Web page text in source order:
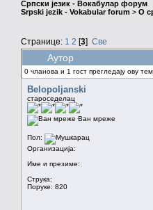
Српски језик - Вокабулар форум
Srpski jezik - Vokabular forum > О
Странице: 1 2 [3] Све
Аутор
0 чланова и 1 гост прегледају ову
Belopoljanski
староседелац
Ван мреже
Пол:
Организација:
Име и презиме:
Струка:
Поруке: 820